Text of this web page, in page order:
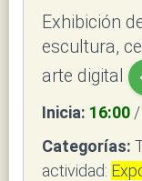
Exhibición
escultura,
arte digital
Inicia: 16:00 /
Categorías:
actividad: